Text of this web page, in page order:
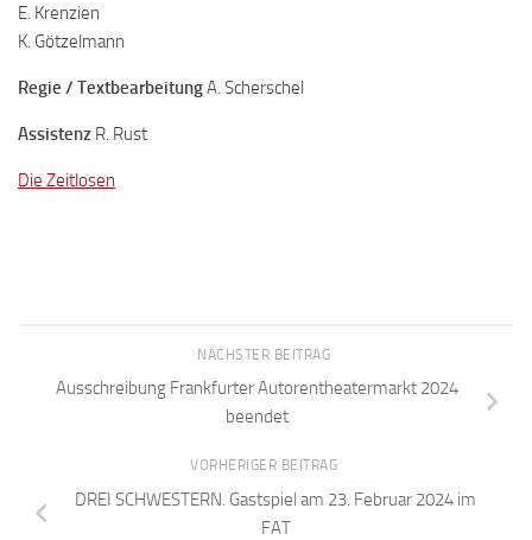
E. Krenzien
K. Götzelmann
Regie / TextbearbeitungA. Scherschel
Assistenz R. Rust
Die Zeitlosen
NÄCHSTER BEITRAG
Ausschreibung Frankfurter Autorentheatermarkt 2024
beendet
VORHERIGER BEITRAG
DREI SCHWESTERN. Gastspiel am 23. Februar 2024 im
FAT